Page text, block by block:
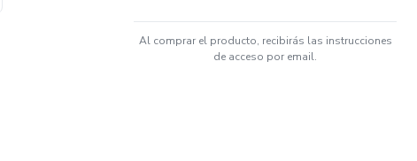
Al comprar el producto, recibirás las instrucciones
de acceso por email.